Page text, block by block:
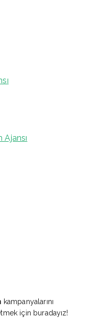
kampanyalarını
için buradayız!